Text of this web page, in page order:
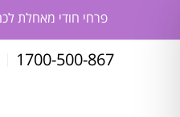
פרחי חודי מאחלת
1700-500-867